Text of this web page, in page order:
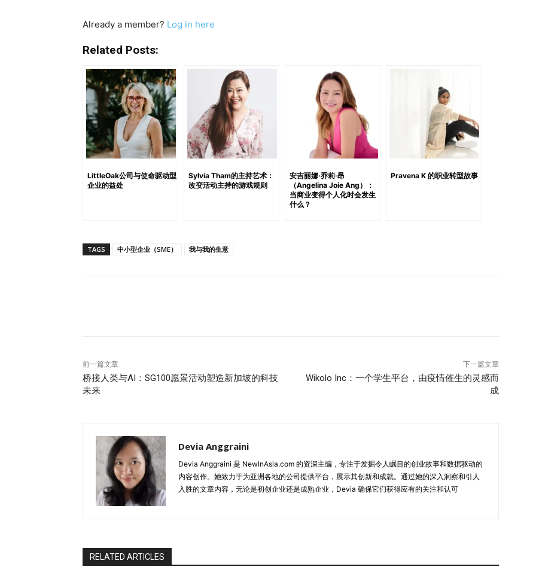
阶段。 小型企业通常缺乏内部资源和能力，在快速变化的环境中运营。这正是经验丰富的兼职首席财务官
作为一名创业者，您的日常生活是什么样的？ 答： 作为独立创业者的一大好处是我没有“典型的一天”。多
席财务官，同时在新加坡和中国的监管和上市公司担任独立董事。 我还喜欢指导年轻一代，支持女性的财
务素养与赋权，通过教练方式分享经济和投资知识。 问：在新加坡经营中小企业的最大挑战是什么？您是
如何克服的？ 答： 在三十年企业生涯之后，我有意选择了多元化的职业道路。从全职首席财务官到兼职
财务官兼董事，我将我的专长和优势转化为多样化的职业。相比之下，我无需担心中小企业常面临的高运
营成本、现金流限制、资源紧张等挑战。 问：您的业务如何适应新加坡或该地区独特的文化与经济环境？
答： 新加坡是一个与全球联系紧密的金融和商业中心，拥有充满活力的初创生态系统。那些有优秀商业创
意的企业家，以及希望进入新市场的公司，通常会选择新加坡作为基地和跳板。 这为高度专业的兼职服务
（如兼职首席财务官、首席人力资源官、首席营销官等）提供了良好的环境。它们为公司提供了一种灵活
的“即插即用”解决方案，能够迅速填补传统招聘模式下的经验和专业空缺。 问：在新加坡商业环境下管理
共同目标至关重要。混合工作模式的兴起也给团队管理带来了额外挑战。此外，步入职场的年轻一代追求
席财务官，我可以利用自己的经验和专业知识提供宝贵的见解，帮助解决关键的商业问题。此外，
LinkedIn等许多在线平台和社区有助于提升知名度、口碑传播，并连接供需双方。 我乐观地认为，更多企
业家、中小企业和投资者将会接受兼职首席财务官的模式。这些专业人士在多种情境下扮演着战略和财务
成知识共享经济的灵活模式，使高管不再单一服务于某一公司。 问：您能否分享一个改变您业务轨迹的关
键时刻？ 答： 我目前正在接近我的组合职业生涯的一周年，我仍在构建它，期待那关键的转折点到来。
问：您如何在本地市场建立人脉和业务关系？ 答： 我加入了几个专业社区以进行人脉拓展、支持和获取
灵感。作为一名独立从业者，有时会感到孤独和隔绝，因此找到“归属群体”很重要，彼此支持、分享故
事、结交新朋友并获取建议等。幸运的是，现有许多社区，通过在线平台和社交媒体可以轻松找到志趣相
机会。勇敢去尝试吧！ 激励改变：传递给下一代的宝贵经验 Chen…
Already a member? Log in here
Related Posts:
LittleOak公司与使命驱动型
企业的益处
Sylvia Tham的主持艺术：
改变活动主持的游戏规则
安吉丽娜·乔莉·昂
（Angelina Joie Ang）：
当商业变得个人化时会发生
什么？
Pravena K 的职业转型故事
TAGS 中小型企业（SME） 我与我的生意
前一篇文章
桥接人类与AI：SG100愿景活动塑造新加坡的科技
未来
下一篇文章
Wikolo Inc：一个学生平台，由疫情催生的灵感而
成
Devia Anggraini
Devia Anggraini 是 NewInAsia.com 的资深主编，专注于发掘令人瞩目的创业故事和数据驱动的
内容创作。她致力于为亚洲各地的公司提供平台，展示其创新和成就。通过她的深入洞察和引人
入胜的文章内容，无论是初创企业还是成熟企业，Devia 确保它们获得应有的关注和认可
RELATED ARTICLES